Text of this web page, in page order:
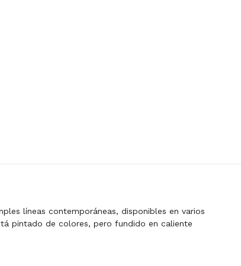
líneas contemporáneas, disponibles en varios
pintado de colores, pero fundido en caliente